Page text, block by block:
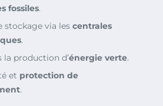
fossiles.
stockage via les centrales
.
la production d’énergie verte.
et protection de
.